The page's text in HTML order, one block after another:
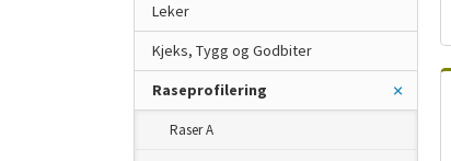
Leker
Kjeks, Tygg og Godbiter
Raseprofilering
Raser A